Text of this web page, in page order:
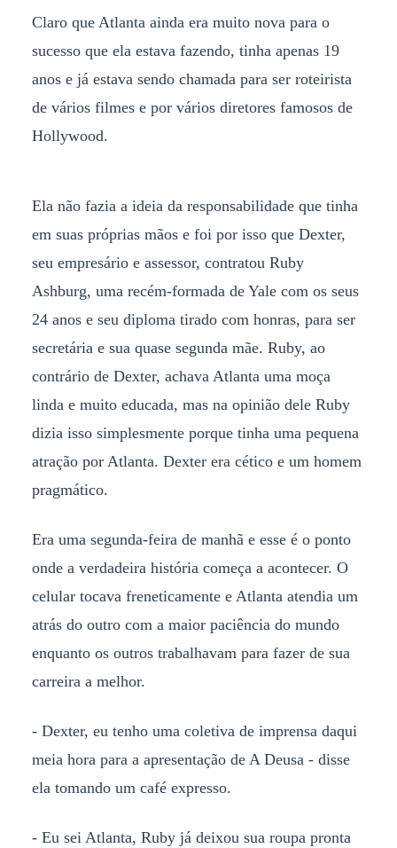
Claro que Atlanta ainda era muito nova para o
sucesso que ela estava fazendo, tinha apenas 19
anos e já estava sendo chamada para ser roteirista
de vários filmes e por vários diretores famosos de
Hollywood.
Ela não fazia a ideia da responsabilidade que tinha
em suas próprias mãos e foi por isso que Dexter,
seu empresário e assessor, contratou Ruby
Ashburg, uma recém-formada de Yale com os seus
24 anos e seu diploma tirado com honras, para ser
secretária e sua quase segunda mãe. Ruby, ao
contrário de Dexter, achava Atlanta uma moça
linda e muito educada, mas na opinião dele Ruby
dizia isso simplesmente porque tinha uma pequena
atração por Atlanta. Dexter era cético e um homem
pragmático.
Era uma segunda-feira de manhã e esse é o ponto
onde a verdadeira história começa a acontecer. O
celular tocava freneticamente e Atlanta atendia um
atrás do outro com a maior paciência do mundo
enquanto os outros trabalhavam para fazer de sua
carreira a melhor.
- Dexter, eu tenho uma coletiva de imprensa daqui
meia hora para a apresentação de A Deusa - disse
ela tomando um café expresso.
- Eu sei Atlanta, Ruby já deixou sua roupa pronta